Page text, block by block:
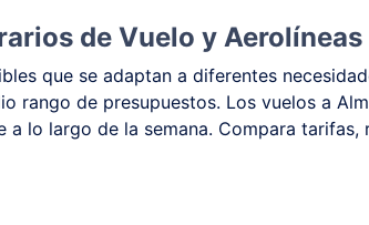
de Vuelo y Aerolíneas
que se adaptan a diferentes
de presupuestos. Los vuelos a
lo largo de la semana. Compara tarifas,